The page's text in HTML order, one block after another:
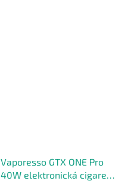
Vaporesso GTX ONE Pro
40W elektronická cigareta